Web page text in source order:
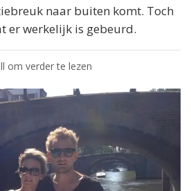
naar buiten komt. Toch
er werkelijk is gebeurd.
om verder te lezen